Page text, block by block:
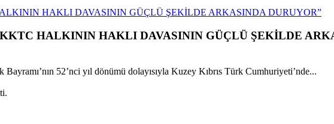
HAKLI DAVASININ GÜÇLÜ ŞEKİLDE ARKASINDA DURUYOR”
HALKININ HAKLI DAVASININ GÜÇLÜ ŞEKİLDE
52’nci yıl dönümü dolayısıyla Kuzey Kıbrıs Türk Cumhuriyeti’nde...